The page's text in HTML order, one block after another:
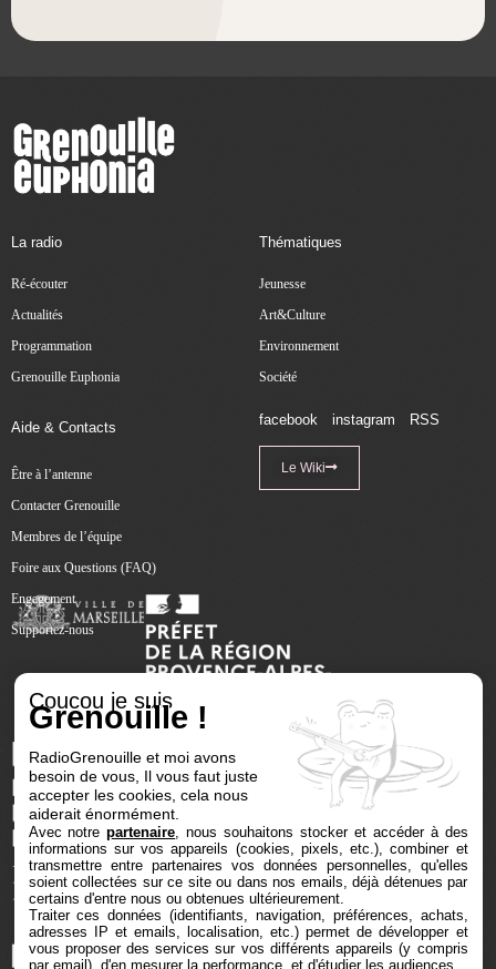
La radio
Ré-écouter
Actualités
Programmation
Grenouille Euphonia
Thématiques
Jeunesse
Art&Culture
Environnement
Société
Aide & Contacts
Être à l’antenne
Contacter Grenouille
Membres de l’équipe
Foire aux Questions (FAQ)
Engagement
Supportez-nous
facebook instagram RSS
Le Wiki
Coucou je suis
Grenouille !
RadioGrenouille et moi avons
besoin de vous, Il vous faut juste
accepter les cookies, cela nous
aiderait énormément.
Avec notrepartenaire , nous souhaitons stocker et accéder à des
informations sur vos appareils (cookies, pixels, etc.), combiner et
transmettre entre partenaires vos données personnelles, qu'elles
soient collectées sur ce site ou dans nos emails, déjà détenues par
certains d'entre nous ou obtenues ultérieurement.
Traiter ces données (identifiants, navigation, préférences, achats,
adresses IP et emails, localisation, etc.) permet de développer et
vous proposer des services sur vos différents appareils (y compris
par email), d'en mesurer la performance, et d'étudier les audiences.